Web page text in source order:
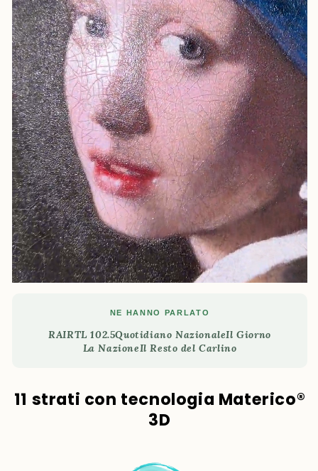
NE HANNO PARLATO
RAIRTL 102.5Quotidiano NazionaleIl Giorno
La NazioneIl Resto del Carlino
11 strati con tecnologia Materico®
3D